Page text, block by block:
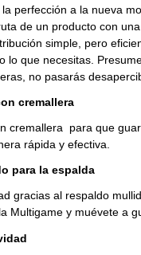
perfección a la nueva
de un producto con
simple, pero
lo que necesitas.
no pasarás
cremallera
cremallera para que
rápida y efectiva.
para la espalda
gracias al respaldo
Multigame y muévete a